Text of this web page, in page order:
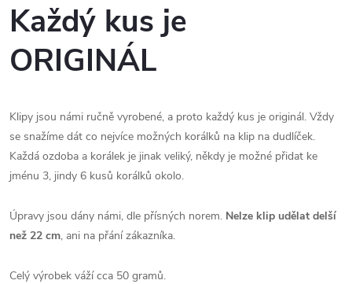
Každý kus je
ORIGINÁL
Klipy jsou námi ručně vyrobené, a proto každý kus je originál. Vždy
se snažíme dát co nejvíce možných korálků na klip na dudlíček.
Každá ozdoba a korálek je jinak veliký, někdy je možné přidat ke
jménu 3, jindy 6 kusů korálků okolo.
Úpravy jsou dány námi, dle přísných norem. Nelze klip udělat delší
než 22 cm, ani na přání zákazníka.
Celý výrobek váží cca 50 gramů.